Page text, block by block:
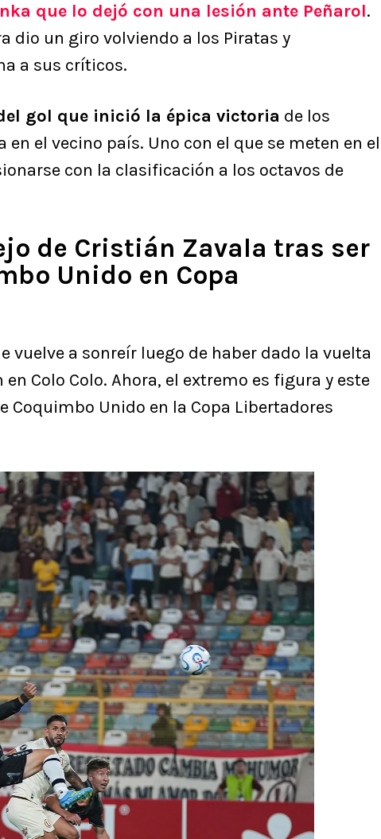
que lo dejó con una lesión ante Peñarol.
dio un giro volviendo a los Piratas y
a sus críticos.
gol que inició la épica victoria de los
en el vecino país. Uno con el que se meten en el
con la clasificación a los octavos de
de Cristián Zavala tras ser
Unido en Copa
vuelve a sonreír luego de haber dado la vuelta
Colo Colo. Ahora, el extremo es figura y este
Coquimbo Unido en la Copa Libertadores